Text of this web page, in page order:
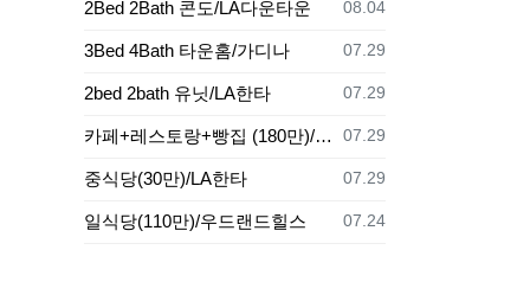
등록일
08.04
2Bed 2Bath 콘도/LA다운타운
등록일
07.29
3Bed 4Bath 타운홈/가디나
등록일
07.29
2bed 2bath 유닛/LA한타
등록일
07.29
카페+레스토랑+빵집 (180만)/LA
등록일
07.29
중식당(30만)/LA한타
등록일
07.24
일식당(110만)/우드랜드힐스